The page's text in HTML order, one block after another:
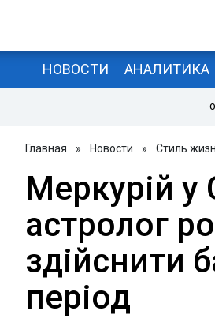
НОВОСТИ АНАЛИТИКА
Главная » Новости » Стиль
Меркурій у
астролог
здійснити
період